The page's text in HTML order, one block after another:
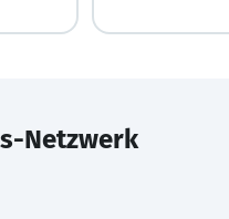
Netzwerk